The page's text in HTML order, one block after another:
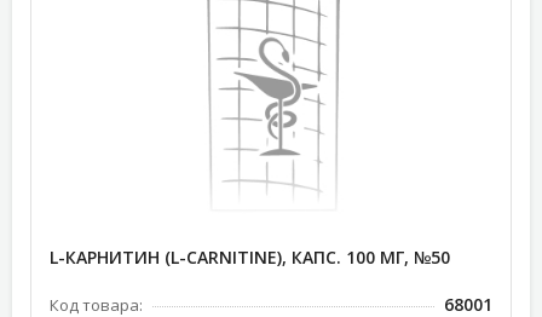
L-КАРНИТИН (L-CARNITINE), КАПС. 100 МГ, №50
Код товара: 68001